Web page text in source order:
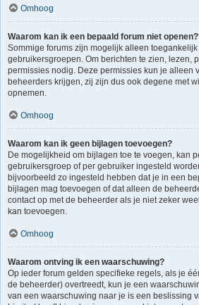
Omhoog
Waarom kan ik een bepaald forum niet openen?
Sommige forums zijn mogelijk alleen
gebruikersgroepen. Om berichten te zien, lezen,
permissies nodig. Deze permissies kun je alleen
beheerders krijgen, zij zijn dus ook degene met
opnemen.
Omhoog
Waarom kan ik geen bijlagen toevoegen?
De mogelijkheid om bijlagen toe te voegen, kan
gebruikersgroep of per gebruiker ingesteld
bijvoorbeeld zo ingesteld hebben dat je in een
bijlagen mag toevoegen of dat alleen de
contact op met de beheerder als je niet zeker
kan toevoegen.
Omhoog
Waarom ontving ik een waarschuwing?
Op ieder forum gelden specifieke regels, als je
de beheerder) overtreedt, kun je een
van een waarschuwing naar je is een beslissing